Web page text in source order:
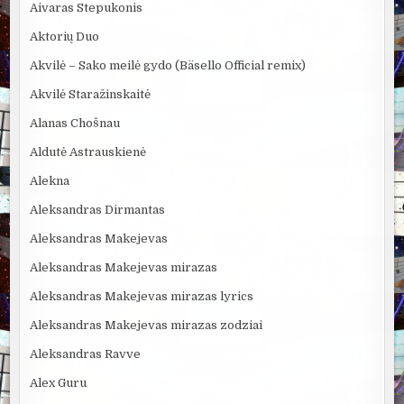
Aivaras Stepukonis
Aktorių Duo
Akvilė – Sako meilė gydo (Bäsello Official remix)
Akvilė Staražinskaitė
Alanas Chošnau
Aldutė Astrauskienė
Alekna
Aleksandras Dirmantas
Aleksandras Makejevas
Aleksandras Makejevas mirazas
Aleksandras Makejevas mirazas lyrics
Aleksandras Makejevas mirazas zodziai
Aleksandras Ravve
Alex Guru